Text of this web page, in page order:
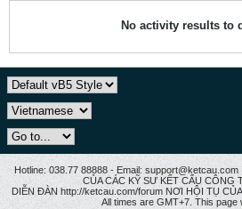
No activity results to
Hotline: 038.77 88888 - Email:
CỦA CÁC KỸ SƯ KẾT CẤU CÔNG
DIỄN ĐÀN http://ketcau.com/forum NƠI HỘI TỤ
All times are GMT+7. This page